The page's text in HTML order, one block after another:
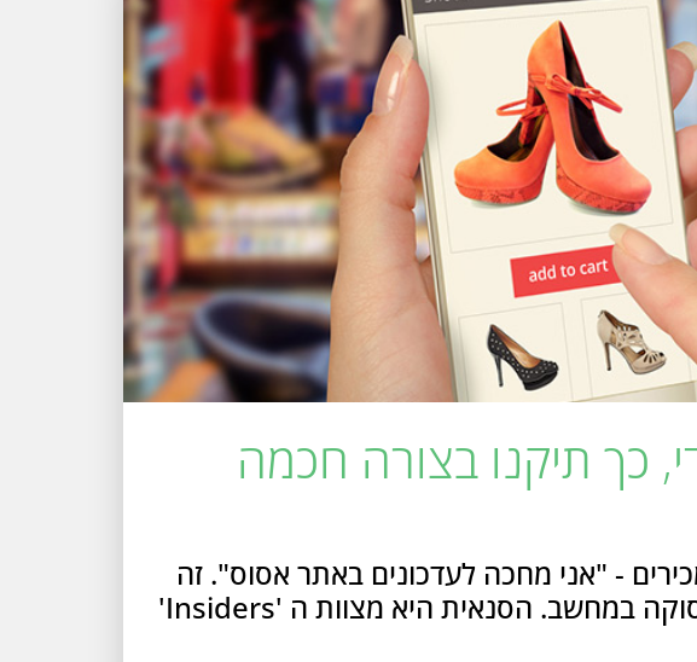
כך תיקנו בצורה חכמה
- "אני מחכה לעדכונים באתר אסוס". זה
לא שלא שמתי לב, כל הבית שלה עמוס בגדים יפים ומעוצבים והיא עסוקה במחשב. הסנאית היא מצוות ה 'Insiders'